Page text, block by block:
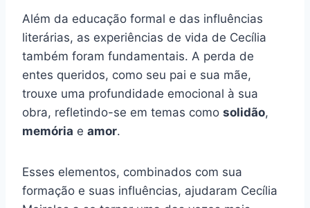
Além da educação formal e das influências
literárias, as experiências de vida de Cecília
também foram fundamentais. A perda de
entes queridos, como seu pai e sua mãe,
trouxe uma profundidade emocional à sua
obra, refletindo-se em temas como solidão,
memória e amor.
Esses elementos, combinados com sua
formação e suas influências, ajudaram Cecília